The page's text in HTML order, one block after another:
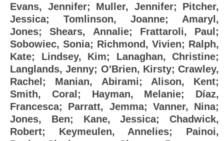
Evans, Jennifer; Muller, Jennifer; Pitcher,
Jessica; Tomlinson, Joanne; Amaryl,
Jones;Shears, Annalie; Frattaroli, Paul ;
Sobowiec, Sonia; Richmond, Vivien; Ralph,
Kate; Lindsey, Kim; Lanaghan, Christine;
Langlands, Jenny; O'Brien, Kirsty; Crawley,
Rachel ; Manian, Abirami; Alison, Kent;
Smith, Coral ; Hayman, Melanie; Díaz,
Francesca; Parratt, Jemma; Vanner, Nina;
Jones, Ben; Kane, Jessica; Chadwick,
Robert; Keymeulen, Annelies; Painoi,